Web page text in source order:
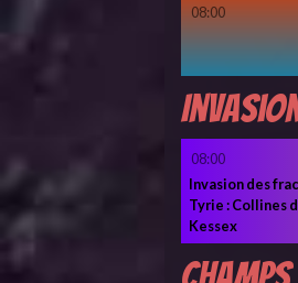
08:00
08:00
Invasion des
Tyrie : Collines
Kessex